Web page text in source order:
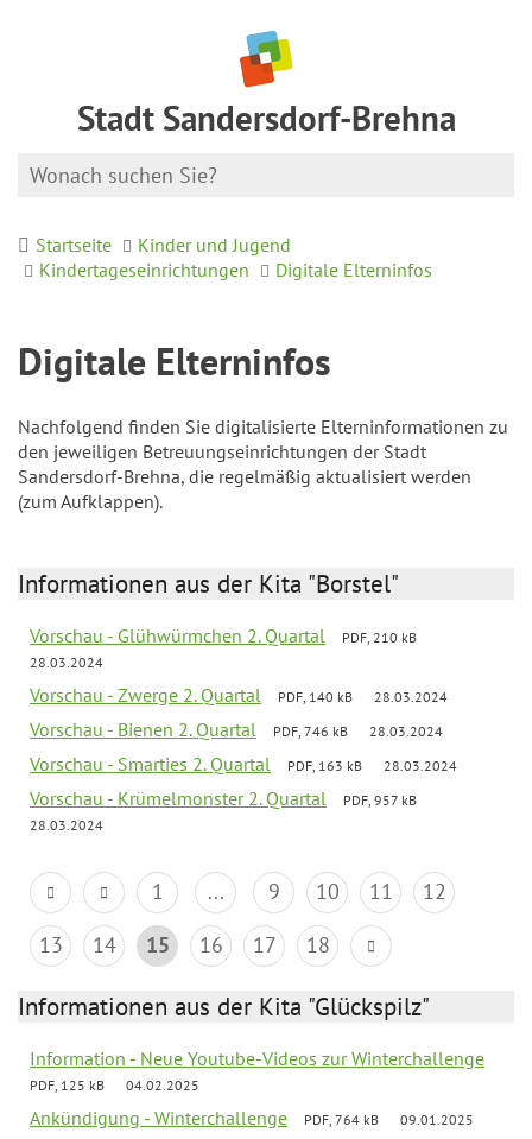
Stadt Sandersdorf-Brehna
Startseite
Kinder und Jugend
Kindertageseinrichtungen
Digitale Elterninfos
Digitale Elterninfos
Nachfolgend finden Sie digitalisierte Elterninformationen zu
den jeweiligen Betreuungseinrichtungen der Stadt
Sandersdorf-Brehna, die regelmäßig aktualisiert werden
(zum Aufklappen).
Informationen aus der Kita "Borstel"
Vorschau - Glühwürmchen 2. Quartal
PDF, 210 kB
28.03.2024
Vorschau - Zwerge 2. Quartal PDF, 140 kB 28.03.2024
Vorschau - Bienen 2. Quartal PDF, 746 kB 28.03.2024
Vorschau - Smarties 2. Quartal PDF, 163 kB 28.03.2024
Vorschau - Krümelmonster 2. Quartal
PDF, 957 kB
28.03.2024
1 ... 9 10 11
12
13
14 15 16 17 18
Informationen aus der Kita "Glückspilz"
Information - Neue Youtube-Videos zur Winterchallenge
PDF, 125 kB 04.02.2025
Ankündigung - Winterchallenge PDF, 764 kB 09.01.2025